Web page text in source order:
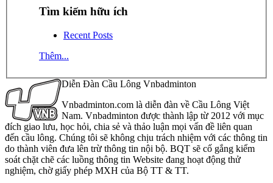
Tìm kiếm hữu ích
Recent Posts
Thêm...
Diễn Đàn Cầu Lông Vnbadminton
Vnbadminton.com là diễn đàn về Cầu Lông Việt
Nam. Vnbadminton được thành lập từ 2012 với mục
đích giao lưu, học hỏi, chia sẻ và thảo luận mọi vấn đề liên quan
đến cầu lông. Chúng tôi sẽ không chịu trách nhiệm với các thông tin
do thành viên đưa lên trừ thông tin nội bộ. BQT sẽ cố gắng kiểm
soát chặt chẽ các luồng thông tin Website đang hoạt động thử
nghiệm, chờ giấy phép MXH của Bộ TT & TT.